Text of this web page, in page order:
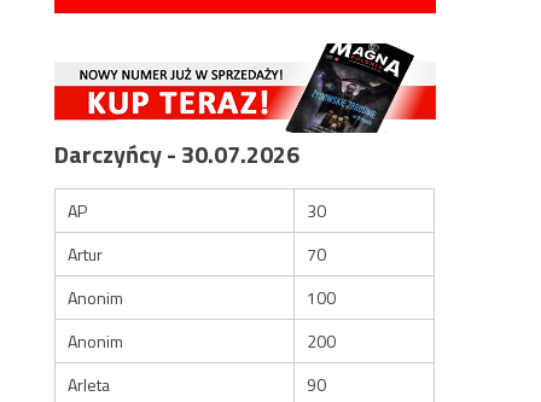
Darczyńcy - 30.07.2026
AP
30
Artur
70
Anonim
100
Anonim
200
Arleta
90